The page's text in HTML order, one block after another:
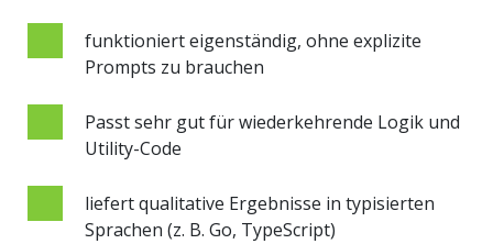
funktioniert eigenständig, ohne explizite
Prompts zu brauchen
Passt sehr gut für wiederkehrende Logik und
Utility-Code
liefert qualitative Ergebnisse in typisierten
Sprachen (z. B. Go, TypeScript)